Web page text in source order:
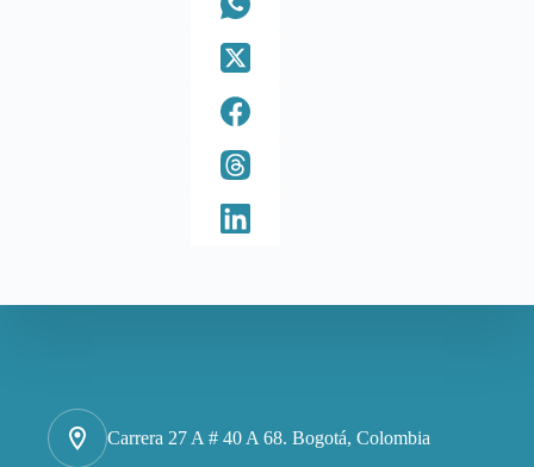
Carrera 27 A # 40 A 68. Bogotá, Colombia